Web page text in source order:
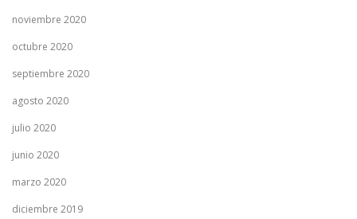
noviembre 2020
octubre 2020
septiembre 2020
agosto 2020
julio 2020
junio 2020
marzo 2020
diciembre 2019